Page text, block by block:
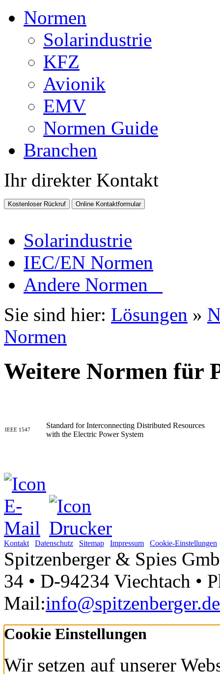
Normen
Solarindustrie
KFZ
Avionik
EMV
Normen Guide
Branchen
Ihr direkter Kontakt
Solarindustrie
IEC/EN Normen
Andere Normen
Sie sind hier: Lösungen »
Normen
Weitere Normen für
IEEE 1547
Standard for Interconnecting Distributed Resources
with the Electric Power System
Kontakt Datenschutz Sitemap Impressum Cookie-Einstellungen
Spitzenberger & Spies
34 • D-94234 Viechtach •
Mail:info@spitzenberger.de
Cookie Einstellungen
Wir setzen auf unserer